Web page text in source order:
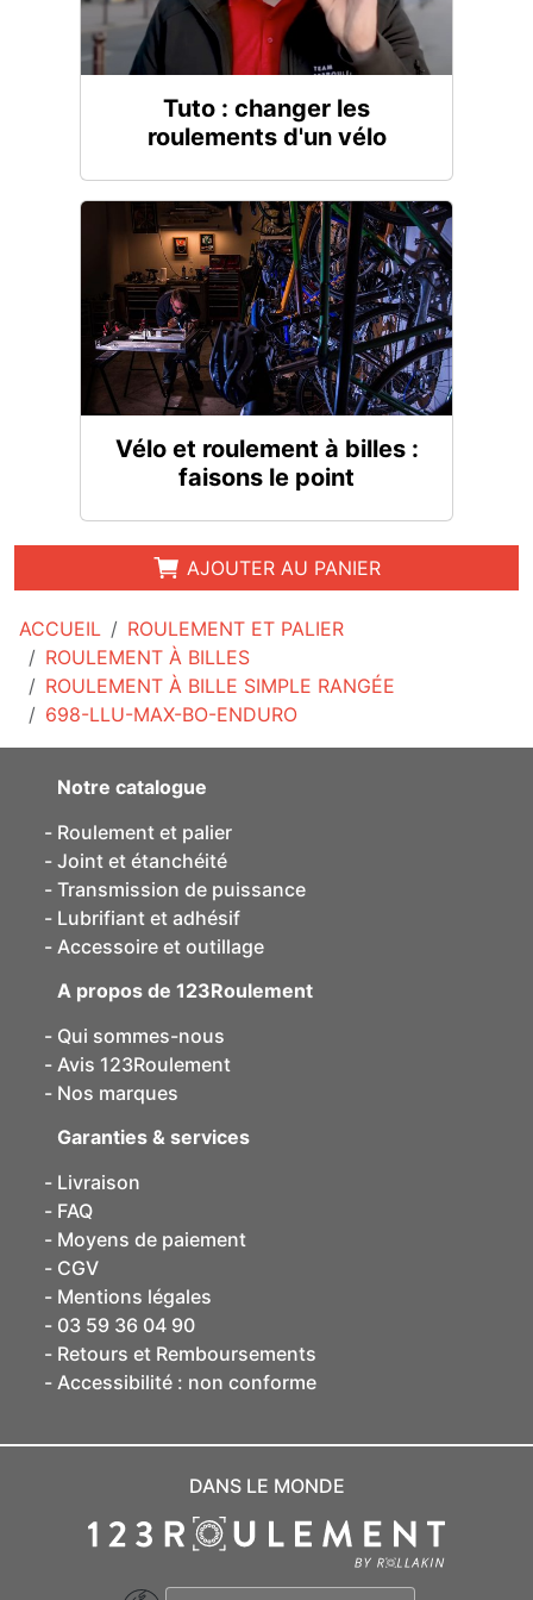
ACCUEIL
ROULEMENT ET PALIER
ROULEMENT À BILLES
ROULEMENT À BILLE SIMPLE RANGÉE
698-LLU-MAX-BO-ENDURO
Tuto : changer les
roulements d'un vélo
Vélo et roulement à billes :
faisons le point
AJOUTER AU PANIER
Notre catalogue
Roulement et palier
Joint et étanchéité
Transmission de puissance
Lubrifiant et adhésif
Accessoire et outillage
A propos de 123Roulement
Qui sommes-nous
Avis 123Roulement
Nos marques
Garanties & services
Livraison
FAQ
Moyens de paiement
CGV
Mentions légales
03 59 36 04 90
Retours et Remboursements
Accessibilité : non conforme
DANS LE MONDE